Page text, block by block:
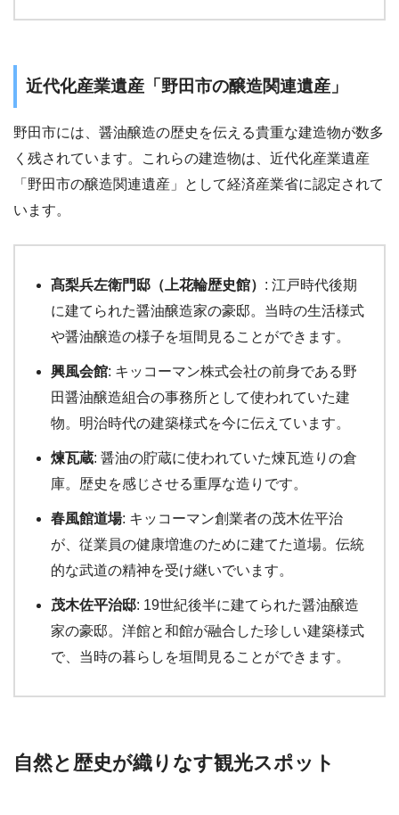
近代化産業遺産「野田市の醸造関連遺産」
野田市には、醤油醸造の歴史を伝える貴重な建造物が数多
く残されています。これらの建造物は、近代化産業遺産
「野田市の醸造関連遺産」として経済産業省に認定されて
います。
髙梨兵左衛門邸（上花輪歴史館） : 江戸時代後期
に建てられた醤油醸造家の豪邸。当時の生活様式
や醤油醸造の様子を垣間見ることができます。
興風会館: キッコーマン株式会社の前身である野
田醤油醸造組合の事務所として使われていた建
物。明治時代の建築様式を今に伝えています。
煉瓦蔵: 醤油の貯蔵に使われていた煉瓦造りの倉
庫。歴史を感じさせる重厚な造りです。
春風館道場: キッコーマン創業者の茂木佐平治
が、従業員の健康増進のために建てた道場。伝統
的な武道の精神を受け継いでいます。
茂木佐平治邸: 19世紀後半に建てられた醤油醸造
家の豪邸。洋館と和館が融合した珍しい建築様式
で、当時の暮らしを垣間見ることができます。
自然と歴史が織りなす観光スポット